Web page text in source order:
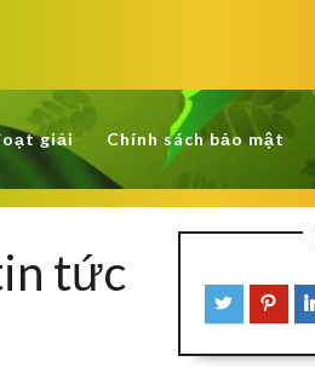
giải Chính sách bảo mật
tức